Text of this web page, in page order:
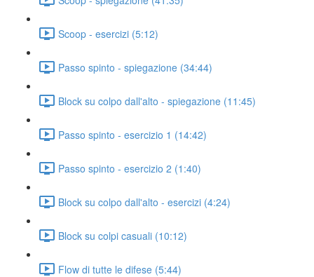
Scoop - esercizi (5:12)
Passo spinto - spiegazione (34:44)
Block su colpo dall'alto - spiegazione (11:45)
Passo spinto - esercizio 1 (14:42)
Passo spinto - esercizio 2 (1:40)
Block su colpo dall'alto - esercizi (4:24)
Block su colpi casuali (10:12)
Flow di tutte le difese (5:44)